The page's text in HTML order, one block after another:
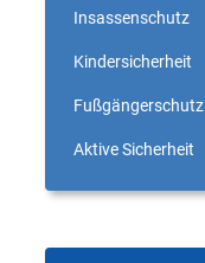
Insassenschutz
Kindersicherheit
Fußgängerschutz
Aktive Sicherheit